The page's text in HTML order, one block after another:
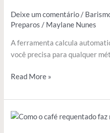
Deixe um comentário /
Preparos / Maylane Nunes
A ferramenta calcula
você precisa para qualquer
e
preparar
na
medida
Read More »
Beber